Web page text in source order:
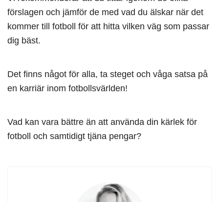
förslagen och jämför de med vad du älskar när det
kommer till fotboll för att hitta vilken väg som passar
dig bäst.
Det finns något för alla, ta steget och våga satsa på
en karriär inom fotbollsvärlden!
Vad kan vara bättre än att använda din kärlek för
fotboll och samtidigt tjäna pengar?